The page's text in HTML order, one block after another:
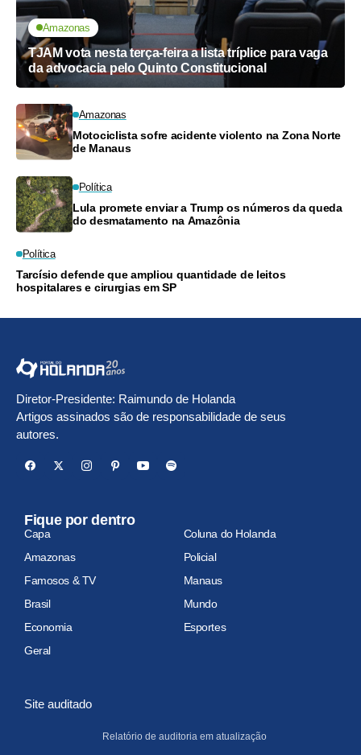
Amazonas
TJAM vota nesta terça-feira a lista tríplice para vaga
da advocacia pelo Quinto Constitucional
Amazonas
Motociclista sofre acidente violento na Zona Norte
de Manaus
Política
Lula promete enviar a Trump os números da queda
do desmatamento na Amazônia
Política
Tarcísio defende que ampliou quantidade de leitos
hospitalares e cirurgias em SP
Diretor-Presidente: Raimundo de Holanda
Artigos assinados são de responsabilidade de seus
autores.
Fique por dentro
Capa
Coluna do Holanda
Amazonas
Policial
Famosos & TV
Manaus
Brasil
Mundo
Economia
Esportes
Geral
Site auditado
Relatório de auditoria em atualização